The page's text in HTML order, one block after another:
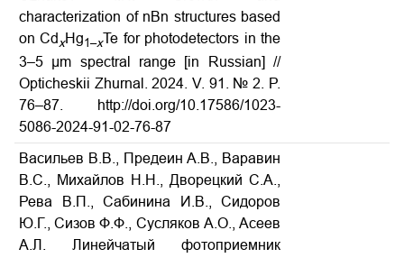
characterization of nBn structures based
on CdxHg1–xTe for photodetectors in the
3–5 µm spectral range [in Russian] //
Opticheskii Zhurnal. 2024. V. 91. № 2. P.
76–87. http://doi.org/10.17586/1023-
5086-2024-91-02-76-87
Васильев В.В., Предеин А.В., Варавин
В.С., Михайлов Н.Н., Дворецкий С.А.,
Рева В.П., Сабинина И.В., Сидоров
Ю.Г., Сизов Ф.Ф., Сусляков А.О., Асеев
А.Л. Линейчатый фотоприемник